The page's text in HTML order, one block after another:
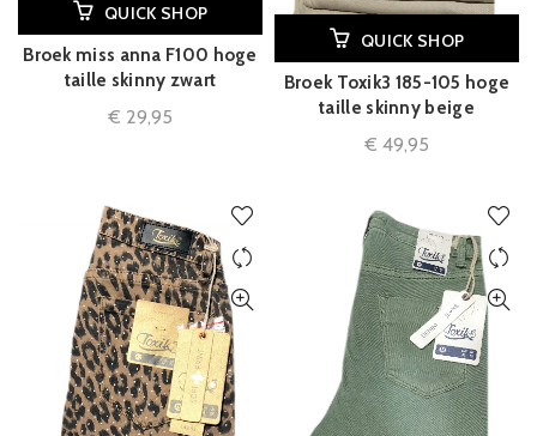
QUICK SHOP
Broek miss anna F100 hoge
taille skinny zwart
€ 29,95
QUICK SHOP
Broek Toxik3 185-105 hoge
taille skinny beige
€ 49,95